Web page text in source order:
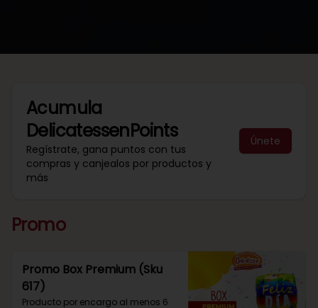
Acumula
DelicatessenPoints
Regístrate, gana puntos con tus
compras y canjealos por productos y
más
Únete
Promo
Promo Box Premium (Sku
617)
Producto por encargo al menos 6